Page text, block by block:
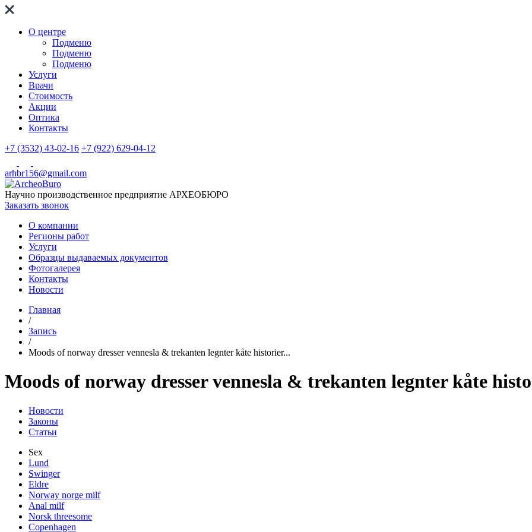
О центре
Подменю
Подменю
Подменю
Услуги
Врачи
Стоимость
Акции
Оптика
Контакты
+7 (3532) 43-02-16 +7 (922) 629-04-12
arhbr156@gmail.com
Научно производственное предприятие АРХЕОБЮРО
Заказать звонок
О компании
Регионы работ
Услуги
Образцы выдаваемых документов
Фотогалерея
Контакты
Новости
Главная
/
Запись
/
Moods of norway dresser vennesla & trekanten legnter kåte historier...
Moods of norway dresser vennesla & trekanten legnter kåte
Новости
Законы
Статьи
Sex
Lund
Swinger
Eldre
Norway norge milf
Anal milf
Norsk threesome
Copenhagen